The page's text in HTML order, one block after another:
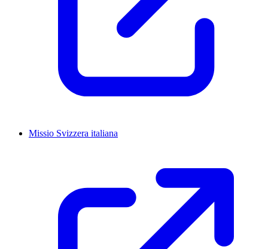
Missio Svizzera italiana